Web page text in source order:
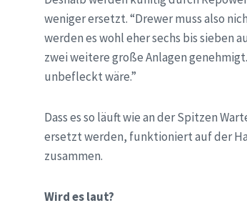
weniger ersetzt. “Drewer muss also
werden es wohl eher sechs bis sieben
zwei weitere große Anlagen
unbefleckt wäre.”
Dass es so läuft wie an der Spitzen
ersetzt werden, funktioniert auf der
zusammen.
Wird es laut?